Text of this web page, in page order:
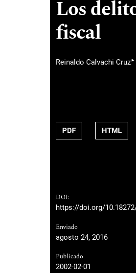
Los
fiscal
Reinaldo Calvachi Cruz▸
PDF HTML
DOI:
https://doi.org/
Enviado
agosto 24, 2016
Publicado
2002-02-01